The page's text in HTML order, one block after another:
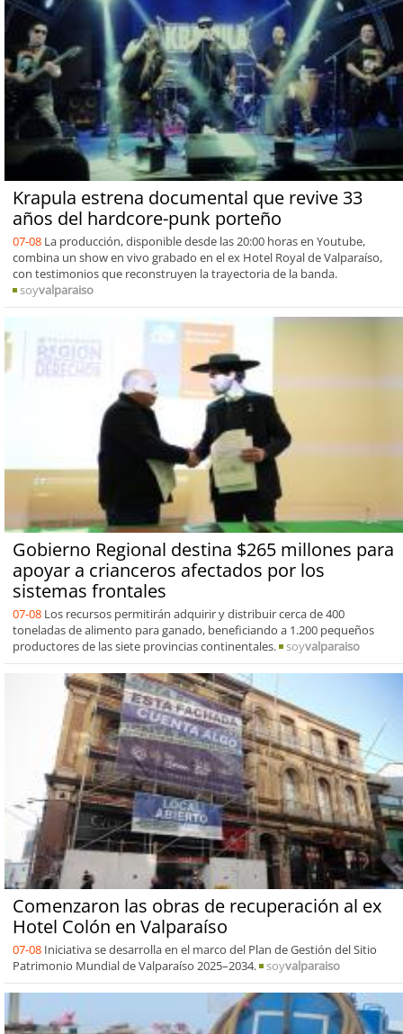
Krapula estrena documental que revive 33
años del hardcore-punk porteño
07-08 La producción, disponible desde las 20:00 horas en Youtube,
combina un show en vivo grabado en el ex Hotel Royal de Valparaíso,
con testimonios que reconstruyen la trayectoria de la banda.
soyvalparaiso
Gobierno Regional destina $265 millones para
apoyar a crianceros afectados por los
sistemas frontales
07-08 Los recursos permitirán adquirir y distribuir cerca de 400
toneladas de alimento para ganado, beneficiando a 1.200 pequeños
productores de las siete provincias continentales.
soyvalparaiso
Comenzaron las obras de recuperación al ex
Hotel Colón en Valparaíso
07-08 Iniciativa se desarrolla en el marco del Plan de Gestión del Sitio
Patrimonio Mundial de Valparaíso 2025–2034.
soyvalparaiso